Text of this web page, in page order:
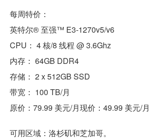
每周特价：
英特尔® 至强™ E3-1270v5/v6
CPU： 4 核/8 线程 @ 3.6Ghz
内存： 64GB DDR4
存储： 2 x 512GB SSD
带宽： 100 TB/月
原价：79.99 美元/月现价：49.99 美元/月
可用区域：洛杉矶和芝加哥。